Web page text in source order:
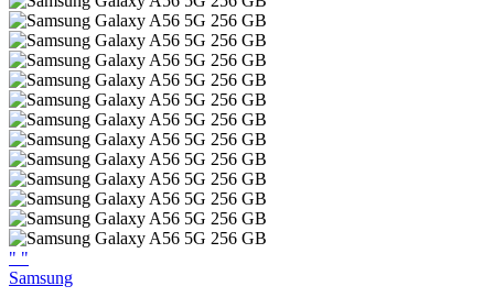
" "
Samsung